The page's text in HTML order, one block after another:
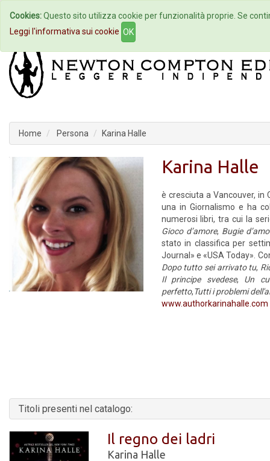
Home Autori Eventi
Home Persona Karina Halle
Karina Halle
è cresciuta a Vancouver, in
una in Giornalismo e ha
numerosi libri, tra cui la
Gioco d’amore, Bugie
stato in classifica per
Journal» e «USA Today».
Dopo tutto sei arrivato tu,
Il principe svedese, Un
perfetto,Tutti i problemi
www.authorkarinahalle.com
Titoli presenti nel catalogo:
Il regno dei ladri
Karina Halle
Cookies:Questo sito utilizza cookie per funzionalità proprie. Se
Leggi l'informativa sui cookie OK